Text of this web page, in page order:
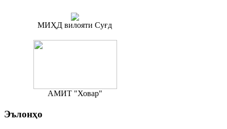
МИҲД вилояти Суғд
АМИТ "Ховар"
Эълонҳо